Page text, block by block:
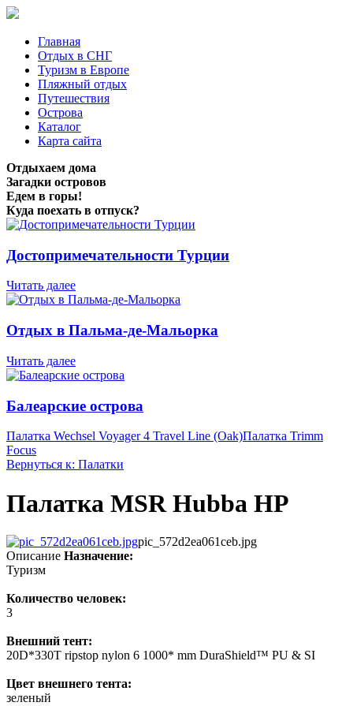
Главная
Отдых в СНГ
Туризм в Европе
Пляжный отдых
Путешествия
Острова
Каталог
Карта сайта
Отдыхаем дома
Загадки островов
Едем в горы!
Куда поехать в отпуск?
Достопримечательности Турции
Читать далее
Отдых в Пальма-де-Мальорка
Читать далее
Балеарские острова
Палатка Wechsel Voyager 4 Travel Line (Oak)Палатка Trimm
Focus
Вернуться к: Палатки
Палатка MSR Hubba HP
pic_572d2ea061ceb.jpg
Описание Назначение:
Туризм
Количество человек:
3
Внешний тент:
20D*330T ripstop nylon 6 1000* mm DuraShield™ PU & SI
Цвет внешнего тента:
зеленый